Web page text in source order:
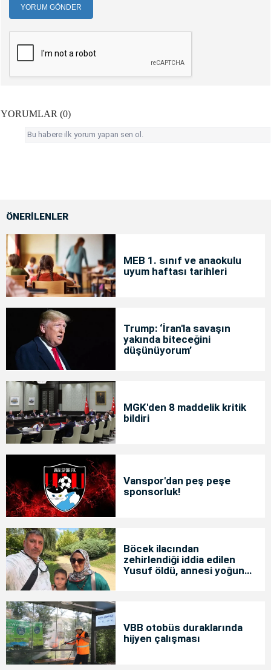
YORUM GÖNDER
YORUMLAR (0)
Bu habere ilk yorum yapan sen ol.
ÖNERİLENLER
MEB 1. sınıf ve anaokulu
uyum haftası tarihleri
Trump: ‘İran'la savaşın
yakında biteceğini
düşünüyorum’
MGK'den 8 maddelik kritik
bildiri
Vanspor'dan peş peşe
sponsorluk!
Böcek ilacından
zehirlendiği iddia edilen
Yusuf öldü, annesi yoğun
VBB otobüs duraklarında
hijyen çalışması